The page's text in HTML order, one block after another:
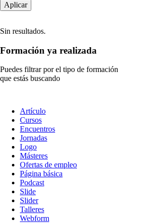
Sin resultados.
Formación ya realizada
Puedes filtrar por el tipo de formación
que estás buscando
contenido
Artículo
Cursos
Encuentros
Jornadas
Logo
Másteres
Ofertas de empleo
Página básica
Podcast
Slide
Slider
Talleres
Webform